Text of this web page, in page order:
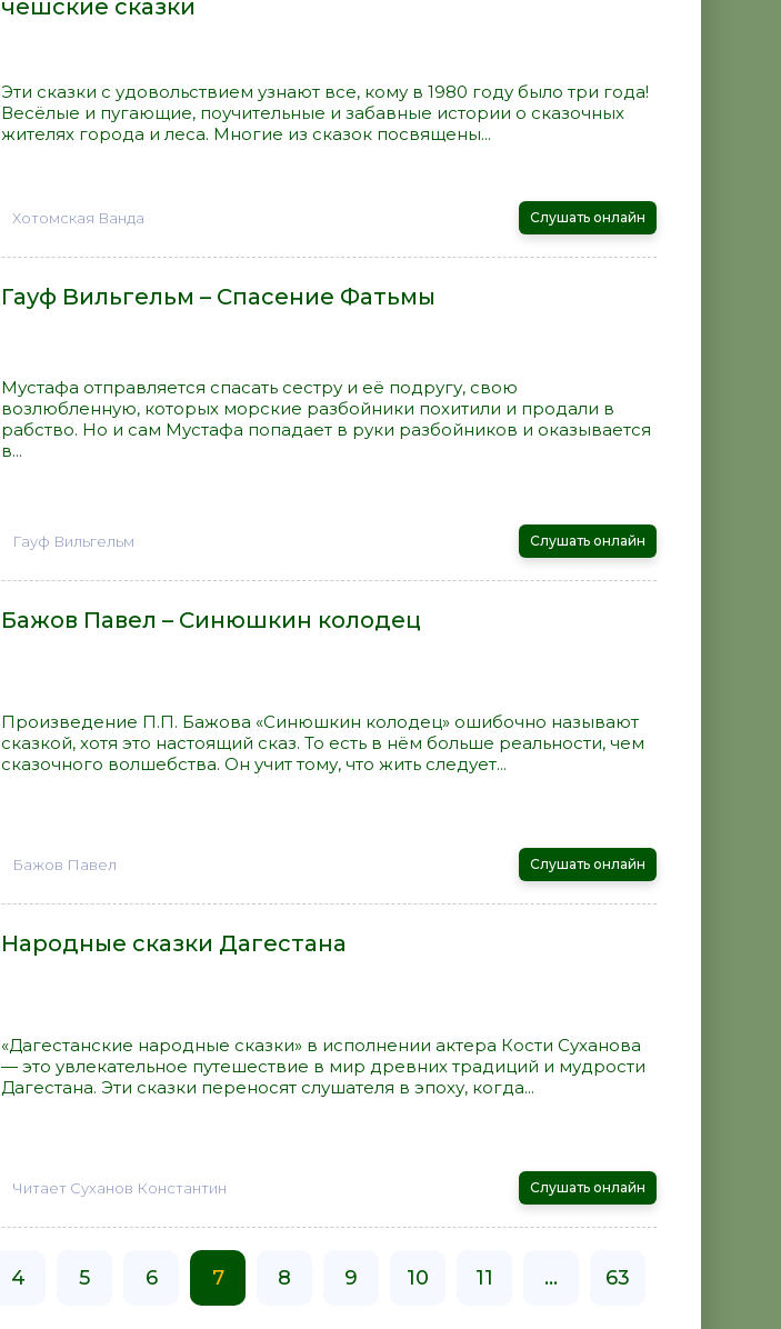
чешские сказки
Эти сказки с удовольствием узнают все, кому в 1980 году было три года!
Весёлые и пугающие, поучительные и забавные истории о сказочных
жителях города и леса. Многие из сказок посвящены...
Хотомская Ванда Слушать онлайн
Гауф Вильгельм – Спасение Фатьмы
Мустафа отправляется спасать сестру и её подругу, свою
возлюбленную, которых морские разбойники похитили и продали в
рабство. Но и сам Мустафа попадает в руки разбойников и оказывается
в...
Гауф Вильгельм Слушать онлайн
Бажов Павел – Синюшкин колодец
Произведение П.П. Бажова «Синюшкин колодец» ошибочно называют
сказкой, хотя это настоящий сказ. То есть в нём больше реальности, чем
сказочного волшебства. Он учит тому, что жить следует...
Бажов Павел Слушать онлайн
Народные сказки Дагестана
«Дагестанские народные сказки» в исполнении актера Кости Суханова
— это увлекательное путешествие в мир древних традиций и мудрости
Дагестана. Эти сказки переносят слушателя в эпоху, когда...
Читает Суханов Константин Слушать онлайн
4 5 6 7 8 9 10 11 ... 63